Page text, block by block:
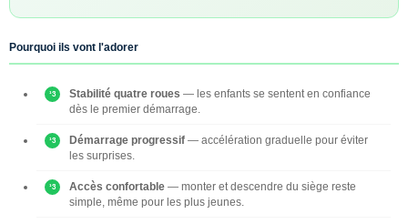
Pourquoi ils vont l'adorer
Stabilité quatre roues — les enfants se sentent en confiance
dès le premier démarrage.
Démarrage progressif — accélération graduelle pour éviter
les surprises.
Accès confortable — monter et descendre du siège reste
simple, même pour les plus jeunes.